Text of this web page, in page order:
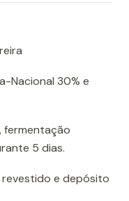
Nacional 30% e
5 dias.
e depósito